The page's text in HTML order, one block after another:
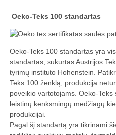
Oeko-Teks 100 standartas
Oeko-Teks 100 standartas yra
standartas, sukurtas Austrijos
tyrimų instituto Hohenstein.
Teks 100 ženklą, produkcija
poveikio vartotojams. Oeko-
leistinų kenksmingų medžiagų
produkcijai.
Pagal šį standartą yra tikrinami